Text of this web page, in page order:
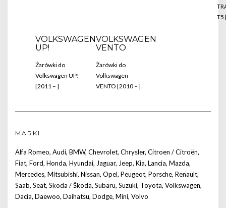
T5
VOLKSWAGEN
UP!
Żarówki do
Volkswagen UP!
[2011 – ]
VOLKSWAGEN
VENTO
Żarówki do
Volkswagen
VENTO [2010 – ]
MARKI
Alfa Romeo, Audi, BMW, Chevrolet, Chrysler, Citroen / Citroën,
Fiat, Ford, Honda, Hyundai, Jaguar, Jeep, Kia, Lancia, Mazda,
Mercedes, Mitsubishi, Nissan, Opel, Peugeot, Porsche, Renault,
Saab, Seat, Skoda / Škoda, Subaru, Suzuki, Toyota, Volkswagen,
Dacia, Daewoo, Daihatsu, Dodge, Mini, Volvo